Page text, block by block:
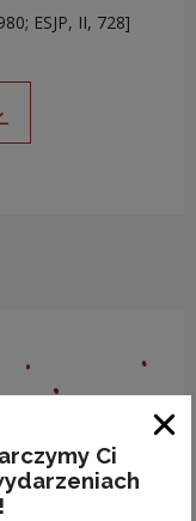
ESJP, II, 728]
will open in a new
Ci